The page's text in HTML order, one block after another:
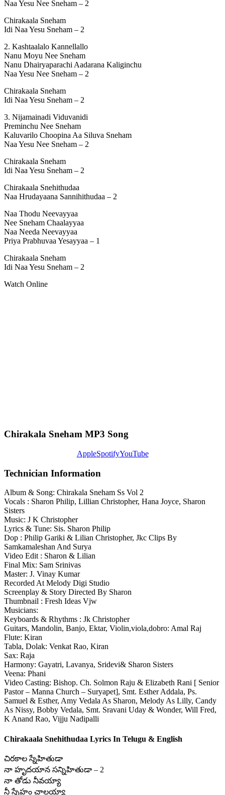
Naa Yesu Nee Sneham – 2
Chirakaala Sneham
Idi Naa Yesu Sneham – 2
2. Kashtaalalo Kannellallo
Nanu Moyu Nee Sneham
Nanu Dhairyaparachi Aadarana Kaliginchu
Naa Yesu Nee Sneham – 2
Chirakaala Sneham
Idi Naa Yesu Sneham – 2
3. Nijamainadi Viduvanidi
Preminchu Nee Sneham
Kaluvarilo Choopina Aa Siluva Sneham
Naa Yesu Nee Sneham – 2
Chirakaala Sneham
Idi Naa Yesu Sneham – 2
Chirakaala Snehithudaa
Naa Hrudayaana Sannihithudaa – 2
Naa Thodu Neevayyaa
Nee Sneham Chaalayyaa
Naa Needa Neevayyaa
Priya Prabhuvaa Yesayyaa – 1
Chirakaala Sneham
Idi Naa Yesu Sneham – 2
Watch Online
Chirakala Sneham MP3 Song
AppleSpotifyYouTube
Technician Information
Album & Song: Chirakala Sneham Ss Vol 2
Vocals : Sharon Philip, Lillian Christopher, Hana Joyce, Sharon
Sisters
Music: J K Christopher
Lyrics & Tune: Sis. Sharon Philip
Dop : Philip Gariki & Lilian Christopher, Jkc Clips By
Samkamaleshan And Surya
Video Edit : Sharon & Lilian
Final Mix: Sam Srinivas
Master: J. Vinay Kumar
Recorded At Melody Digi Studio
Screenplay & Story Directed By Sharon
Thumbnail : Fresh Ideas Vjw
Musicians:
Keyboards & Rhythms : Jk Christopher
Guitars, Mandolin, Banjo, Ektar, Violin,viola,dobro: Amal Raj
Flute: Kiran
Tabla, Dolak: Venkat Rao, Kiran
Sax: Raja
Harmony: Gayatri, Lavanya, Sridevi& Sharon Sisters
Veena: Phani
Video Casting: Bishop. Ch. Solmon Raju & Elizabeth Rani [ Senior
Pastor – Manna Church – Suryapet], Smt. Esther Addala, Ps.
Samuel & Esther, Amy Vedala As Sharon, Melody As Lilly, Candy
As Nissy, Bobby Vedala, Smt. Sravani Uday & Wonder, Will Fred,
K Anand Rao, Vijju Nadipalli
Chirakaala Snehithudaa Lyrics In Telugu & English
చిరకాల స్నేహితుడా
నా హృదయాన సన్నిహితుడా – 2
నా తోడు నీవయ్యా
నీ స్నేహం చాలయ్యా